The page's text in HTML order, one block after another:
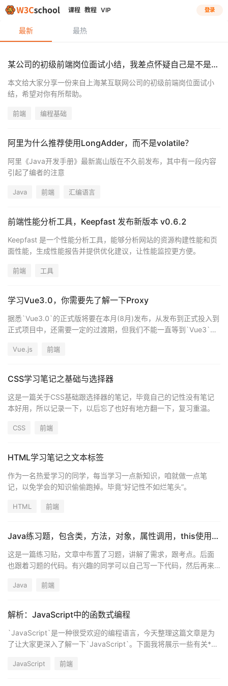
课程 教程 VIP 登录
最新 最热
某公司的初级前端岗位面试小结，我差点怀疑自己是不是高级程序员了
本文给大家分享一份来自上海某互联网公司的初级前端岗位面试小
结，希望对你有所帮助。
前端 编程基础
阿里为什么推荐使用LongAdder，而不是volatile？
阿里《Java开发手册》最新嵩山版在不久前发布，其中有一段内容
引起了编者的注意
Java 前端 汇编语言
前端性能分析工具，Keepfast 发布新版本 v0.6.2
Keepfast 是一个性能分析工具，能够分析网站的资源构建性能和页
面性能，生成性能报告并提供优化建议，让性能监控更方便。
前端 工具
学习Vue3.0，你需要先了解一下Proxy
据悉`Vue3.0`的正式版将要在本月(8月)发布，从发布到正式投入到
正式项目中，还需要一定的过渡期，但我们不能一直等到`Vue3`正
`Vue3.0`,升职加薪迎娶白富美就靠它了。不过在学习`Vue3`之
基础。
Vue.js 前端
CSS学习笔记之基础与选择器
这是一篇关于CSS基础跟选择器的笔记，毕竟自己的记性没有笔记
本好用，所以记录一下，以后忘了也好有地方翻一下，复习重温。
CSS 前端
HTML学习笔记之文本标签
作为一名热爱学习的同学，每当学习一点新知识，咱就做一点笔
记，以免学会的知识偷偷跑掉。毕竟“好记性不如烂笔头”。
HTML 前端
Java练习题，包含类，方法，对象，属性调用，this使用和构造方法
这是一篇练习贴，文章中布置了习题，讲解了需求，跟考点。后面
也跟着习题的代码。有兴趣的同学可以自己写一下代码，然后再来
Java 前端
解析：JavaScript中的函数式编程
`JavaScript`是一种很受欢迎的编程语言，今天整理这篇文章是为
了让大家更深入了解一下`JavaScript`。下面我将展示一些有关**
JavaScript 前端